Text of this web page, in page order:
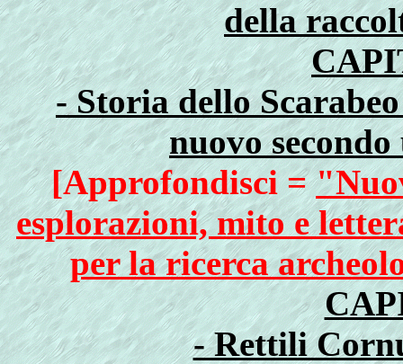
della
- Storia dello
nuovo
[Approfondisci =
esplorazioni, mito e
per la ricerca
- Rettili